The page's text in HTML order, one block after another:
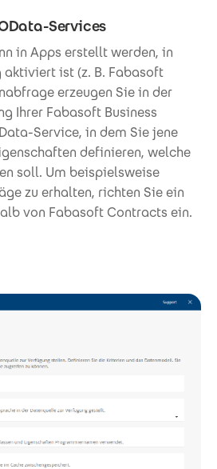
Services
in Apps erstellt werden, in
aktiviert ist (z. B. Fabasoft
erzeugen Sie in der
Ihrer Fabasoft Business
Service, in dem Sie jene
definieren, welche
soll. Um beispielsweise
zu erhalten, richten Sie ein
von Fabasoft Contracts ein.